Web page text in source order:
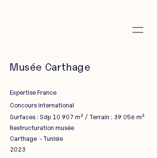
Musée Carthage
Expertise France
Concoursinternational
Surfaces : Sdp 10 907 m² / Terrain : 39 056 m²
Restructuration musée
Carthage - Tunisie
2023